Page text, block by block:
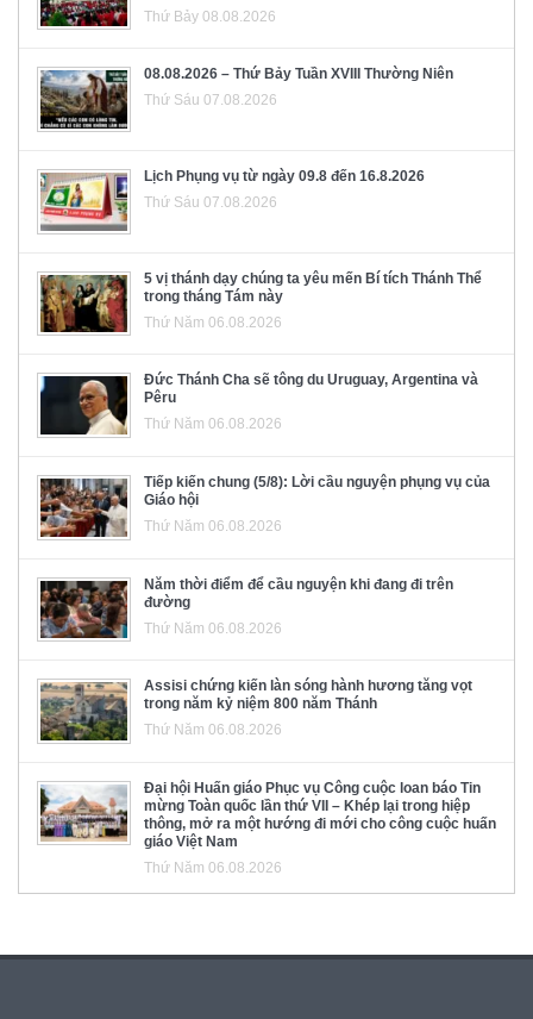
Thứ Bảy 08.08.2026
08.08.2026 – Thứ Bảy Tuần XVIII Thường Niên
Thứ Sáu 07.08.2026
Lịch Phụng vụ từ ngày 09.8 đến 16.8.2026
Thứ Sáu 07.08.2026
5 vị thánh dạy chúng ta yêu mến Bí tích Thánh Thể
trong tháng Tám này
Thứ Năm 06.08.2026
Đức Thánh Cha sẽ tông du Uruguay, Argentina và
Pêru
Thứ Năm 06.08.2026
Tiếp kiến chung (5/8): Lời cầu nguyện phụng vụ của
Giáo hội
Thứ Năm 06.08.2026
Năm thời điểm để cầu nguyện khi đang đi trên
đường
Thứ Năm 06.08.2026
Assisi chứng kiến làn sóng hành hương tăng vọt
trong năm kỷ niệm 800 năm Thánh
Thứ Năm 06.08.2026
Đại hội Huấn giáo Phục vụ Công cuộc loan báo Tin
mừng Toàn quốc lần thứ VII – Khép lại trong hiệp
thông, mở ra một hướng đi mới cho công cuộc huấn
giáo Việt Nam
Thứ Năm 06.08.2026